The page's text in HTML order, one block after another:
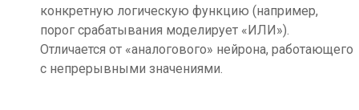
конкретную логическую функцию (например,
порог срабатывания моделирует «ИЛИ»).
Отличается от «аналогового» нейрона, работающего
с непрерывными значениями.